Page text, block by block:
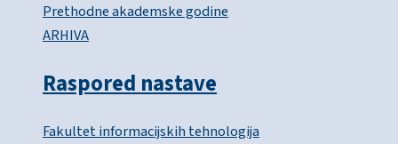
Prethodne akademske godine
ARHIVA
Raspored nastave
Fakultet informacijskih tehnologija